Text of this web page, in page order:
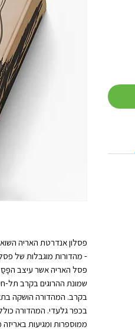
פסלון אנדרטת האריה
- מהדורות מוגבלות של
פסל האריה אשר עיצב
ממוספרות ומגיעות